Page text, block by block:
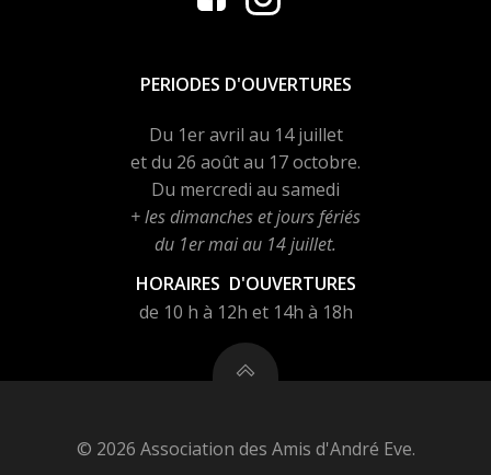
PERIODES D'OUVERTURES
Du 1er avril au 14 juillet
et du 26 août au 17 octobre.
Du mercredi au samedi
+ les dimanches et jours fériés
du 1er mai au 14 juillet.
HORAIRES D'OUVERTURES
de 10 h à 12h et 14h à 18h
© 2026 Association des Amis d'André Eve.